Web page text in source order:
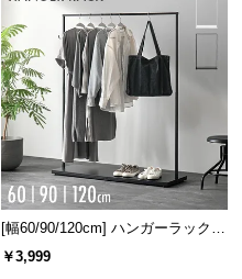
[幅60/90/120cm] ハンガーラック
スチール 4段階高さ調節 サイドフ
ック オープンラック シンプル
￥3,999